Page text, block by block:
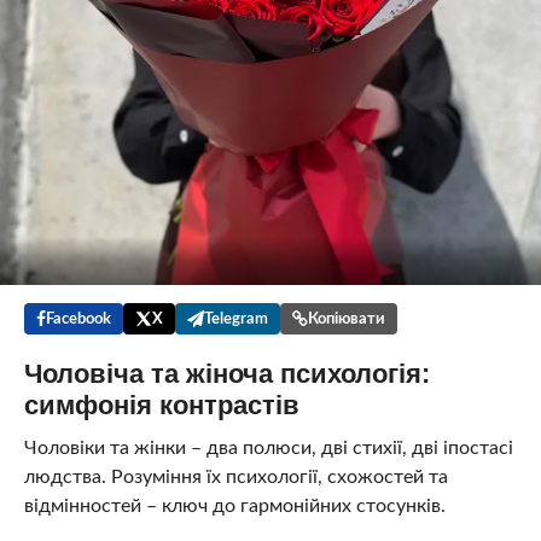
Facebook X Telegram Копіювати
Чоловіча та жіноча психологія:
симфонія контрастів
Чоловіки та жінки – два полюси, дві стихії, дві іпостасі
людства. Розуміння їх психології, схожостей та
відмінностей – ключ до гармонійних стосунків.